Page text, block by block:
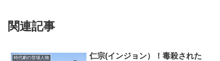
関連記事
時代劇の登場人物
仁宗(インジョン）！毒殺された